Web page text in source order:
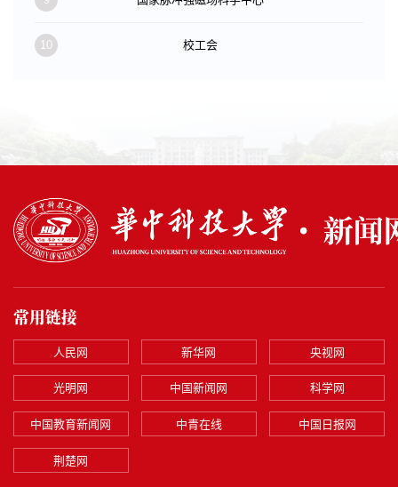
10 校工会
常用链接
人民网 新华网 央视网
光明网 中国新闻网 科学网
中国教育新闻网 中青在线 中国日报网
荆楚网